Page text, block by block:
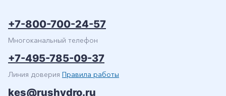
+7-800-700-24-57
Многоканальный телефон
+7-495-785-09-37
Линия доверия Правила работы
kes@rushydro.ru